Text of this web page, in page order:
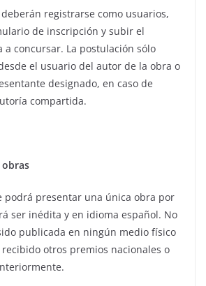
registrarse como usuarios,
de inscripción y subir el
a concursar. La postulación sólo
el usuario del autor de la obra o
designado, en caso de
compartida.
obras
podrá presentar una única obra por
ser inédita y en idioma español. No
publicada en ningún medio físico
otros premios nacionales o